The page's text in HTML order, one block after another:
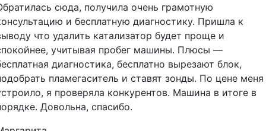
сюда, получила очень грамотную
и бесплатную диагностику. Пришла к
что удалить катализатор будет проще и
учитывая пробег машины. Плюсы —
диагностика, бесплатно вырезают блок,
пламегаситель и ставят зонды. По цене меня
я проверяла конкурентов. Машина в итоге в
Довольна, спасибо.